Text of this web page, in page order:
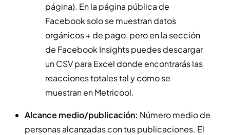
página). En la página pública de
Facebook solo se muestran datos
orgánicos + de pago, pero en la sección
de Facebook Insights puedes descargar
un CSV para Excel donde encontrarás las
reacciones totales tal y como se
muestran en Metricool.
Alcance medio/publicación: Número medio de
personas alcanzadas con tus publicaciones. El